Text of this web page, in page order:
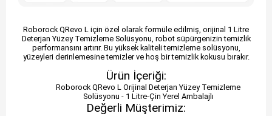
Roborock QRevo L için özel olarak formüle edilmiş, orijinal 1 Litre
Deterjan Yüzey Temizleme Solüsyonu, robot süpürgenizin temizlik
performansını artırır. Bu yüksek kaliteli temizleme solüsyonu,
yüzeyleri derinlemesine temizler ve hoş bir temizlik kokusu bırakır.
Ürün İçeriği:
Roborock QRevo L Orijinal Deterjan Yüzey Temizleme
Solüsyonu - 1 Litre-Çin Yerel Ambalajlı
Değerli Müşterimiz: